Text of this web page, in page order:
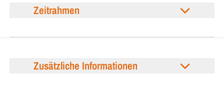
Zeitrahmen
Zusätzliche Informationen